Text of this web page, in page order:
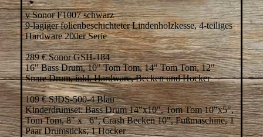
v Sonor F1007 schwarz
9-lagiger folienbeschichteter Lindenholzkesse, 4-teiliges
Hardware 200er Serie
289 € Sonor GSH-184
16" Bass Drum, 10" Tom Tom, 14" Tom Tom, 12"
Snare Drum, inkl. Hardware, Becken und Hocker
109 € SJDS-500-4 Blau
Kinderdrumset: Bass Drum 14"x10", Tom Tom 10"x5",
Tom Tom, 8" x 6", Crash Becken 10", Fußmaschine, 1
Paar Drumsticks, 1 Hocker